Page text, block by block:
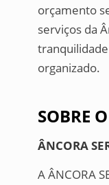
orçamento
serviços da
organizado.
SOBRE
ÂNCORA
A ÂNCORA